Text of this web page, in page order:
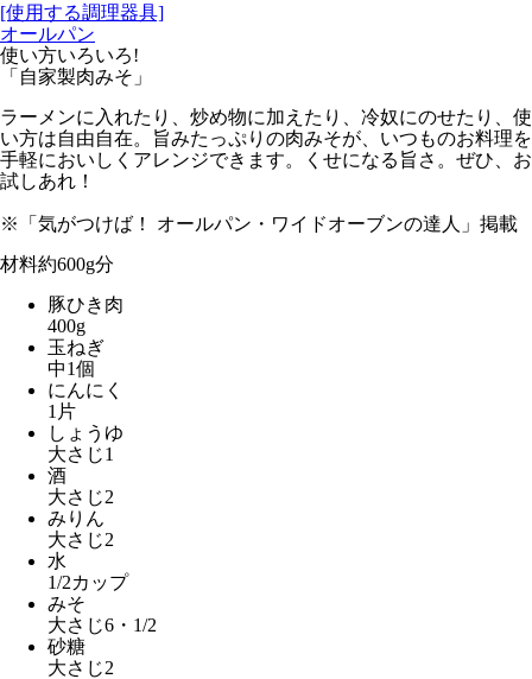
[使用する調理器具]
オールパン
使い方いろいろ!
「自家製肉みそ」
ラーメンに入れたり、炒め物に加えたり、冷奴にのせたり、使
い方は自由自在。旨みたっぷりの肉みそが、いつものお料理を
手軽においしくアレンジできます。くせになる旨さ。ぜひ、お
試しあれ！
※「気がつけば！ オールパン・ワイドオーブンの達人」掲載
材料約600g分
豚ひき肉
400g
玉ねぎ
中1個
にんにく
1片
しょうゆ
大さじ1
酒
大さじ2
みりん
大さじ2
水
1/2カップ
みそ
大さじ6・1/2
砂糖
大さじ2